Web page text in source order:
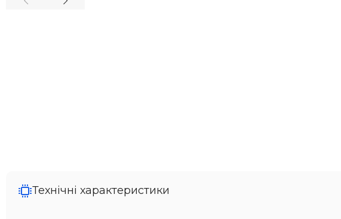
Технічні характеристики